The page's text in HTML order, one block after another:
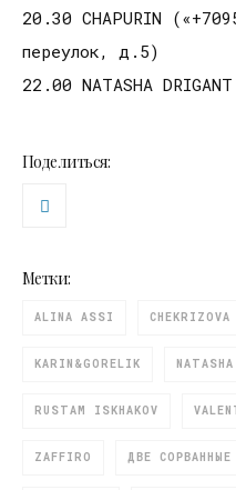
20.30 CHAPURIN
переулок, д.5)
22.00 NATASHA
Поделиться:
Метки:
ALINA ASSI CHEKRIZOVA
KARIN&GORELIK
RUSTAM ISKHAKOV
ZAFFIRO ДВЕ СОРВАННЫЕ